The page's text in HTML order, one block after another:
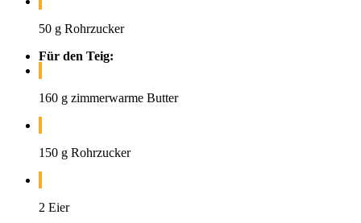
50 g Rohrzucker
Für den Teig:
160 g zimmerwarme Butter
150 g Rohrzucker
2 Eier